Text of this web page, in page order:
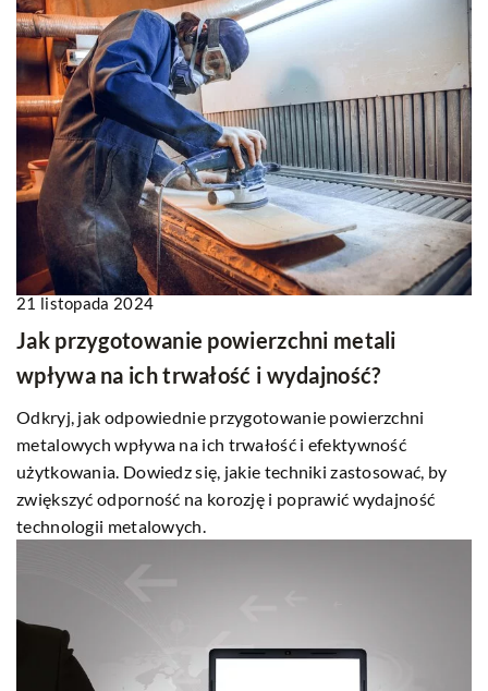
21 listopada 2024
Jak przygotowanie powierzchni metali
wpływa na ich trwałość i wydajność?
Odkryj, jak odpowiednie przygotowanie powierzchni
metalowych wpływa na ich trwałość i efektywność
użytkowania. Dowiedz się, jakie techniki zastosować, by
zwiększyć odporność na korozję i poprawić wydajność
technologii metalowych.